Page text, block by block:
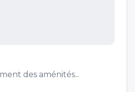
des aménités...